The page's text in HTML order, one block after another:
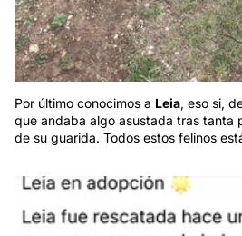
Por último conocimos a Leia, eso si,
que andaba algo asustada tras tanta
de su guarida. Todos estos felinos